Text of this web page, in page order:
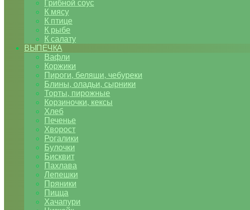
Грибной соус
К мясу
К птице
К рыбе
К салату
ВЫПЕЧКА
Вафли
Коржики
Пироги, беляши, чебуреки
Блины, оладьи, сырники
Торты, пирожные
Корзиночки, кексы
Хлеб
Печенье
Хворост
Рогалики
Булочки
Бисквит
Пахлава
Лепешки
Пряники
Пицца
Хачапури